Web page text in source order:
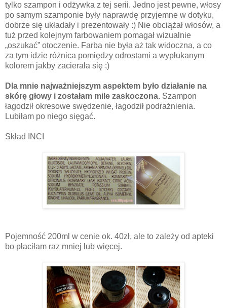
tylko szampon i odżywka z tej serii. Jedno jest pewne, włosy
po samym szamponie były naprawdę przyjemne w dotyku,
dobrze się układały i prezentowały :) Nie obciążał włosów, a
tuż przed kolejnym farbowaniem pomagał wizualnie
„oszukać” otoczenie. Farba nie była aż tak widoczna, a co
za tym idzie różnica pomiędzy odrostami a wypłukanym
kolorem jakby zacierała się ;)
Dla mnie najważniejszym aspektem było działanie na
skórę głowy i zostałam mile zaskoczona. Szampon
łagodził okresowe swędzenie, łagodził podrażnienia.
Lubiłam po niego sięgać.
Skład INCI
Pojemność 200ml w cenie ok. 40zł, ale to zależy od apteki
bo płaciłam raz mniej lub więcej.